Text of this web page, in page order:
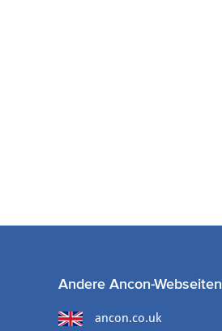
Andere Ancon-Webseiten
ancon.co.uk